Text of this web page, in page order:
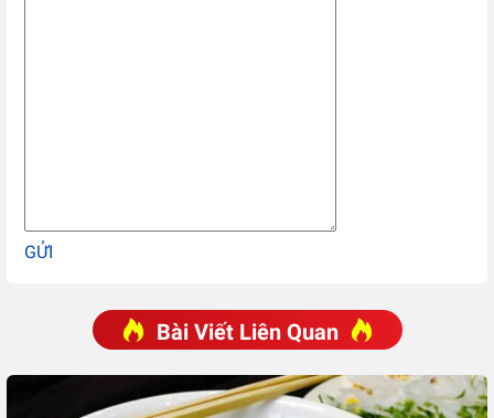
GỬI
Bài Viết Liên Quan